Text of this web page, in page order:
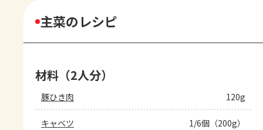
主菜のレシピ
材料（2人分）
豚ひき肉 120g
キャベツ 1/6個（200g）